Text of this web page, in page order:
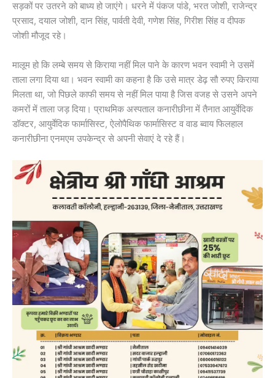
सड़कों पर उतरने को बाध्य हो जाएंगे। धरने में पंकज पांडे, भरत जोशी, राजेन्द्र
प्रसाद, दयाल जोशी, दान सिंह, पार्वती देवी, गणेश सिंह, गिरीश सिंह व दीपक
जोशी मौजूद रहे।
मालूम हो कि लम्बे समय से किराया नहीं मिल पाने के कारण भवन स्वामी ने उसमें
ताला लगा दिया था। भवन स्वामी का कहना है कि उसे मात्र डेढ़ सौ रुपए किराया
मिलता था, जो पिछले काफी समय से नहीं मिल पाया है जिस वजह से उसने अपने
कमरों में ताला जड़ दिया। प्राथमिक अस्पताल कनारीछीना में तैनात आयुर्वेदिक
डॉक्टर, आयुर्वेदिक फार्मासिस्ट, ऐलोपैथिक फार्मासिस्ट व वाड ब्वाय फिलहाल
कनारीछीना एनमएम उपकेन्द्र से अपनी सेवाएं दे रहे हैं।